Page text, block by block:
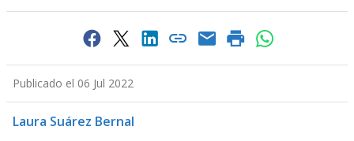
Publicado el 06 Jul 2022
Laura Suárez Bernal